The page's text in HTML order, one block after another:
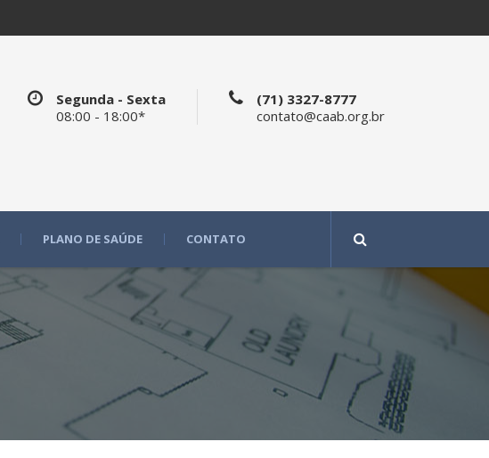
Segunda - Sexta
08:00 - 18:00*
(71) 3327-8777
contato@caab.org.br
PLANO DE SAÚDE CONTATO